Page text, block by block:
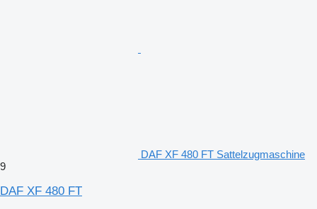
DAF XF 480 FT Sattelzugmaschine
9
DAF XF 480 FT